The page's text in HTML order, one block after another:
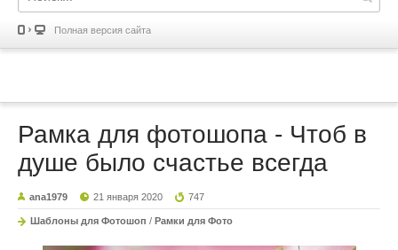
Полная версия сайта
Рамка для фотошопа - Чтоб в
душе было счастье всегда
ana1979 21 января 2020 747
Шаблоны для Фотошоп / Рамки для Фото